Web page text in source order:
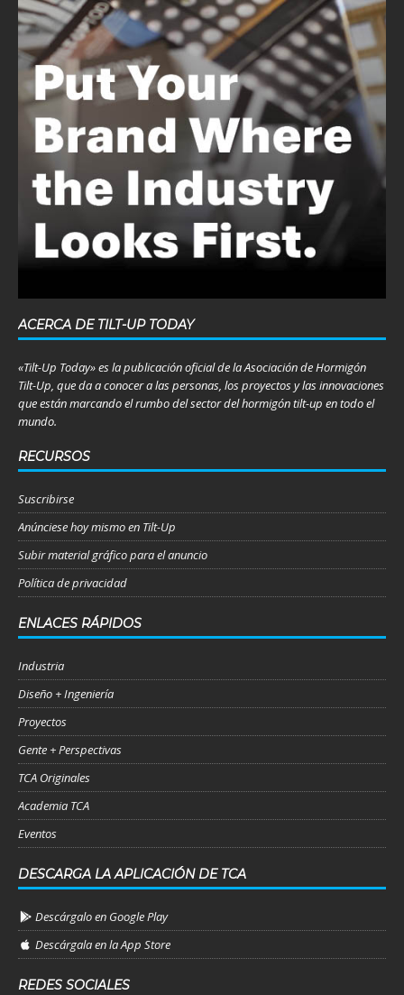
ACERCA DE TILT-UP TODAY
«Tilt-Up Today» es la publicación oficial de la Asociación de Hormigón
Tilt-Up, que da a conocer a las personas, los proyectos y las innovaciones
que están marcando el rumbo del sector del hormigón tilt-up en todo el
mundo.
RECURSOS
Suscribirse
Anúnciese hoy mismo en Tilt-Up
Subir material gráfico para el anuncio
Política de privacidad
ENLACES RÁPIDOS
Industria
Diseño + Ingeniería
Proyectos
Gente + Perspectivas
TCA Originales
Academia TCA
Eventos
DESCARGA LA APLICACIÓN DE TCA
Descárgalo en Google Play
Descárgala en la App Store
REDES SOCIALES